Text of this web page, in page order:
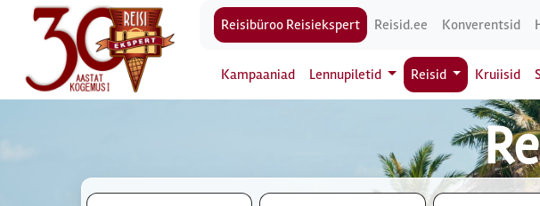
Reisibüroo Reisiekspert Reisid.ee Konverentsid
Kampaaniad Lennupiletid Reisid Kruiisid